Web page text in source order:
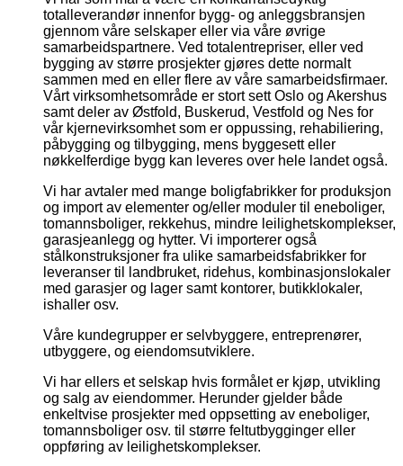
totalleverandør innenfor bygg- og anleggsbransjen
gjennom våre selskaper eller via våre øvrige
samarbeidspartnere. Ved totalentrepriser, eller ved
bygging av større prosjekter gjøres dette normalt
sammen med en eller flere av våre samarbeidsfirmaer.
Vårt virksomhetsområde er stort sett Oslo og Akershus
samt deler av Østfold, Buskerud, Vestfold og Nes for
vår kjernevirksomhet som er oppussing, rehabiliering,
påbygging og tilbygging, mens byggesett eller
nøkkelferdige bygg kan leveres over hele landet også.
Vi har avtaler med mange boligfabrikker for produksjon
og import av elementer og/eller moduler til eneboliger,
tomannsboliger, rekkehus, mindre leilighetskomplekser,
garasjeanlegg og hytter. Vi importerer også
stålkonstruksjoner fra ulike samarbeidsfabrikker for
leveranser til landbruket, ridehus, kombinasjonslokaler
med garasjer og lager samt kontorer, butikklokaler,
ishaller osv.
Våre kundegrupper er selvbyggere, entreprenører,
utbyggere, og eiendomsutviklere.
Vi har ellers et selskap hvis formålet er kjøp, utvikling
og salg av eiendommer. Herunder gjelder både
enkeltvise prosjekter med oppsetting av eneboliger,
tomannsboliger osv. til større feltutbygginger eller
oppføring av leilighetskomplekser.